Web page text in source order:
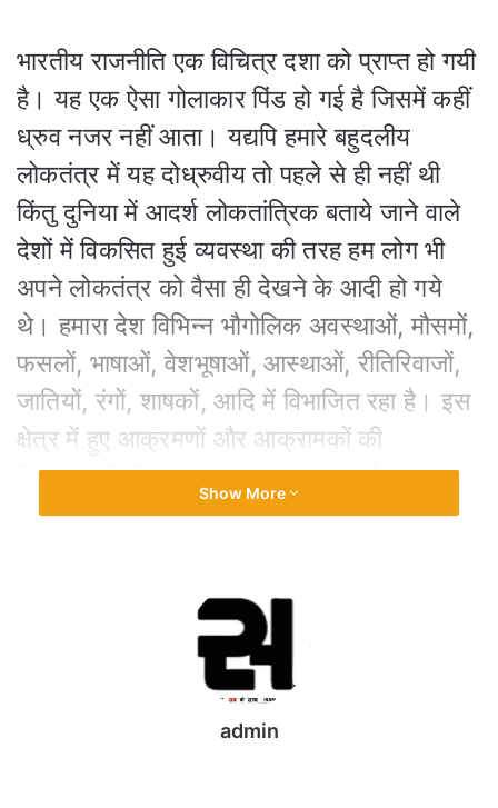
भारतीय राजनीति एक विचित्र दशा को प्राप्त हो गयी
है। यह एक ऐसा गोलाकार पिंड हो गई है जिसमें कहीं
ध्रुव नजर नहीं आता। यद्यपि हमारे बहुदलीय
लोकतंत्र में यह दोध्रुवीय तो पहले से ही नहीं थी
किंतु दुनिया में आदर्श लोकतांत्रिक बताये जाने वाले
देशों में विकसित हुई व्यवस्था की तरह हम लोग भी
अपने लोकतंत्र को वैसा ही देखने के आदी हो गये
थे। हमारा देश विभिन्न भौगोलिक अवस्थाओं, मौसमों,
फसलों, भाषाओं, वेशभूषाओं, आस्थाओं, रीतिरिवाजों,
जातियों, रंगों, शाषकों, आदि में विभाजित रहा है। इस
क्षेत्र में हुए आक्रमणों और आक्रामकों की
विस्तारवादी नीतियों ने इसे आज के इस भौगोलिक व
राजनीतिक स्वरूप में ढाला है। हमारी एकरूपता
हमारी एकता का पहला पड़ाव हमारी एक साथ होने
वाली मुक्ति थी जिसमें हमारे सम्मलित प्रयास के साथ
साथ हमें गुलाम बनाने वाली शक्तियों का कमजोर
पड़ना भी एक बड़ा कारण बना। एक साथ मुक्ति के
Show More
admin